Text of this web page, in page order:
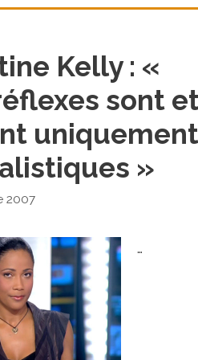
Kelly : «
sont
uniquement
»
2007
…